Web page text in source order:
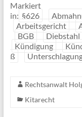
Markiert
in: §626
Arbeitsgericht
BGB
Diebstahl
Kündigung
ß
Rechtsanwalt
Kitarecht